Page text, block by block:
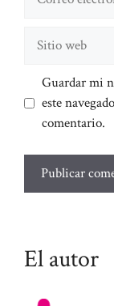
Sitio
Guardar mi
este
comentario.
El autor